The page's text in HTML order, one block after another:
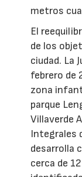
metros
El
de los
ciudad. La
febrero de
zona
parque
Villaverde
Integrales
desarrolla
cerca de